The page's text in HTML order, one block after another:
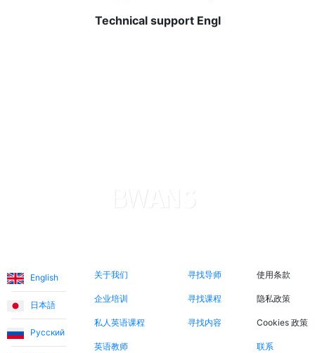
Technical support Engl
English
日本語
Русский
关于我们
企业培训
私人英语课程
英语教师
寻找导师
寻找课程
寻找内容
使用条款
隐私政策
Cookies 政策
联系